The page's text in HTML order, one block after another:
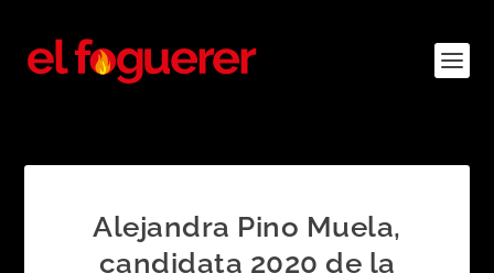
Alejandra Pino Muela,
candidata 2020 de la